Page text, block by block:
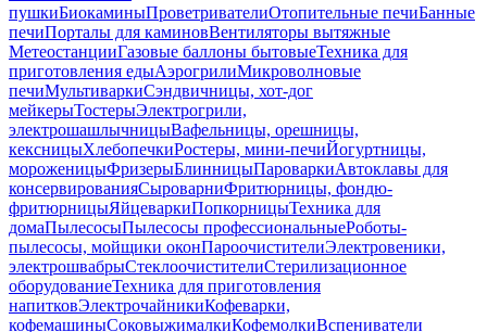
пушкиБиокаминыПроветривателиОтопительные печиБанные
печиПорталы для каминовВентиляторы вытяжные
МетеостанцииГазовые баллоны бытовыеТехника для
приготовления едыАэрогрилиМикроволновые
печиМультиваркиСэндвичницы, хот-дог
мейкерыТостерыЭлектрогрили,
электрошашлычницыВафельницы, орешницы,
кексницыХлебопечкиРостеры, мини-печиЙогуртницы,
мороженицыФризерыБлинницыПароваркиАвтоклавы для
консервированияСыроварниФритюрницы, фондю-
фритюрницыЯйцеваркиПопкорницыТехника для
домаПылесосыПылесосы профессиональныеРоботы-
пылесосы, мойщики оконПароочистителиЭлектровеники,
электрошвабрыСтеклоочистителиСтерилизационное
оборудованиеТехника для приготовления
напитковЭлектрочайникиКофеварки,
кофемашиныСоковыжималкиКофемолкиВспениватели